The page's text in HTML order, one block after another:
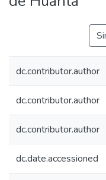
Formatos
Manuales
dc.contributor.author
dc.contributor.author
dc.contributor.author
dc.date.accessioned